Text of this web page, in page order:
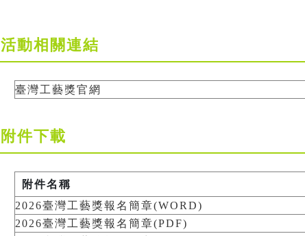
活動相關連結
臺灣工藝獎官網
附件下載
附件名稱
2026臺灣工藝獎報名簡章(WORD)
2026臺灣工藝獎報名簡章(PDF)